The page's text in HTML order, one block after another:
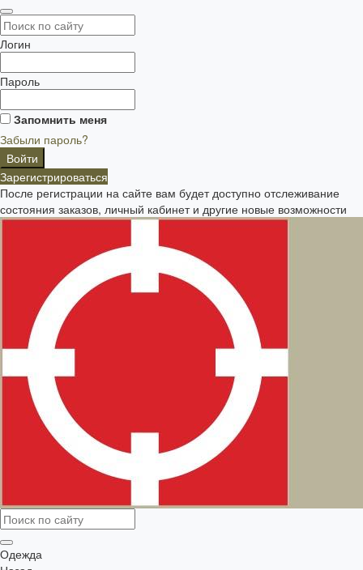
Логин
Пароль
Запомнить меня
Забыли пароль?
Зарегистрироваться
После регистрации на сайте вам будет доступно отслеживание
состояния заказов, личный кабинет и другие новые возможности
Одежда